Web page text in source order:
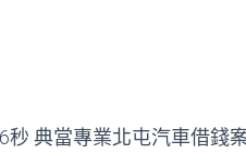
秒 典當專業北屯汽車借錢